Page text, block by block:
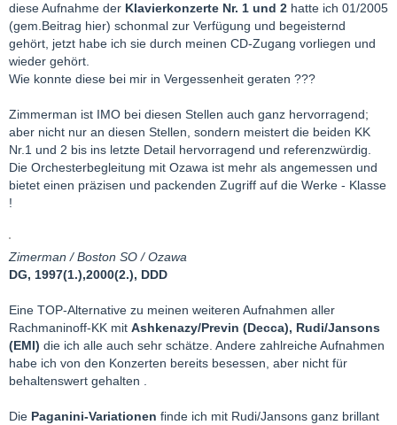
diese Aufnahme der Klavierkonzerte Nr. 1 und 2 hatte ich 01/2005
(gem.Beitrag hier) schonmal zur Verfügung und begeisternd
gehört, jetzt habe ich sie durch meinen CD-Zugang vorliegen und
wieder gehört.
Wie konnte diese bei mir in Vergessenheit geraten ???
Zimmerman ist IMO bei diesen Stellen auch ganz hervorragend;
aber nicht nur an diesen Stellen, sondern meistert die beiden KK
Nr.1 und 2 bis ins letzte Detail hervorragend und referenzwürdig.
Die Orchesterbegleitung mit Ozawa ist mehr als angemessen und
bietet einen präzisen und packenden Zugriff auf die Werke - Klasse
!
Zimerman / Boston SO / Ozawa
DG, 1997(1.),2000(2.), DDD
Eine TOP-Alternative zu meinen weiteren Aufnahmen aller
Rachmaninoff-KK mit Ashkenazy/Previn (Decca), Rudi/Jansons
(EMI) die ich alle auch sehr schätze. Andere zahlreiche Aufnahmen
habe ich von den Konzerten bereits besessen, aber nicht für
behaltenswert gehalten .
Die Paganini-Variationen finde ich mit Rudi/Jansons ganz brillant